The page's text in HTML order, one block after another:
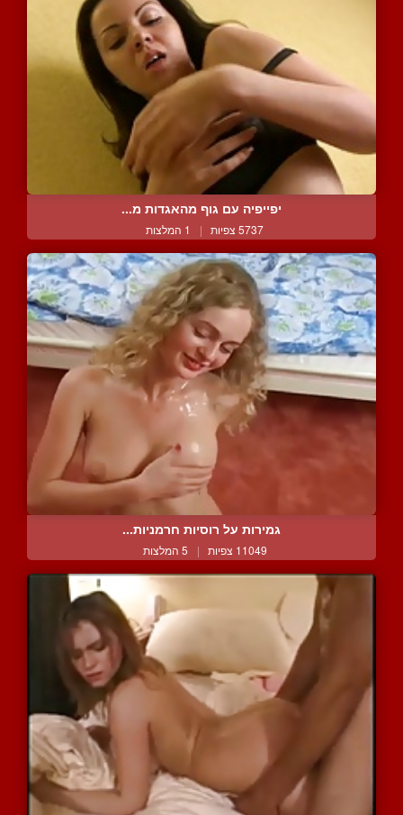
יפייפיה עם גוף מהאגדות מ...
5737 צפיות | 1 המלצות
גמירות על רוסיות חרמניות...
11049 צפיות | 5 המלצות